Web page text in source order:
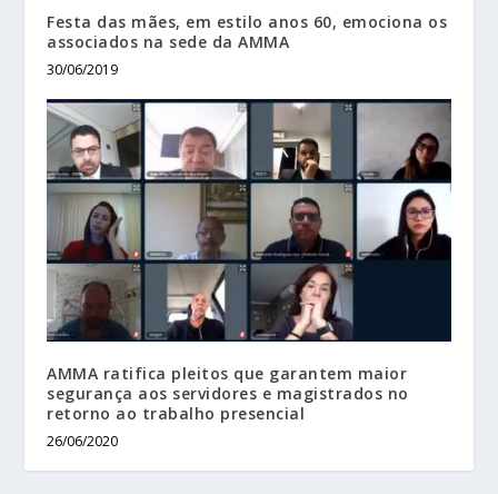
Festa das mães, em estilo anos 60, emociona os
associados na sede da AMMA
30/06/2019
AMMA ratifica pleitos que garantem maior
segurança aos servidores e magistrados no
retorno ao trabalho presencial
26/06/2020